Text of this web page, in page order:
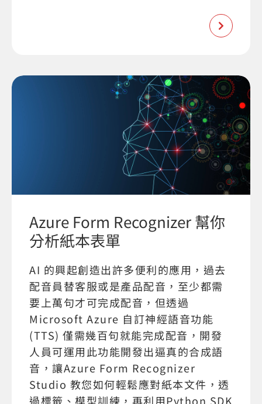
Azure Form Recognizer 幫你
分析紙本表單
AI 的興起創造出許多便利的應用，過去
配音員替客服或是產品配音，至少都需
要上萬句才可完成配音，但透過
Microsoft Azure 自訂神經語音功能
(TTS) 僅需幾百句就能完成配音，開發
人員可運用此功能開發出逼真的合成語
音，讓Azure Form Recognizer
Studio 教您如何輕鬆應對紙本文件，透
過標籤、模型訓練，再利用Python SDK